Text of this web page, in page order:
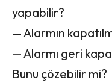
yapabilir?
— Alarmın
— Alarmı geri
Bunu çözebilir mi?